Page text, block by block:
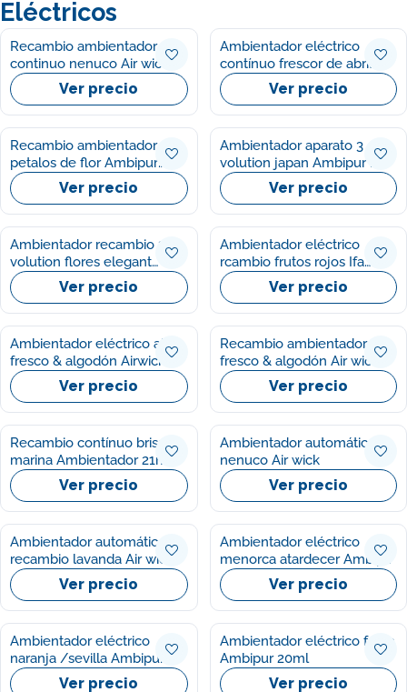
Eléctricos
Recambio ambientador
continuo nenuco Air wick
228ml
Ver precio
Ambientador eléctrico
contínuo frescor de abril
Ambipur 3 vol 20ml
Ver precio
Recambio ambientador
petalos de flor Ambipur
21ml
Ver precio
Ambientador aparato 3
volution japan Ambipur 1u
Ver precio
Ambientador recambio 3
volution flores elegant
Ambipur 1uVer precio
Ambientador eléctrico
rcambio frutos rojos Ifa
sabe 25mlVer precio
Ambientador eléctrico aire
fresco & algodón Airwick
19ml
Ver precio
Recambio ambientador aire
fresco & algodón Air wick
228ml
Ver precio
Recambio contínuo brisa
marina Ambientador 21ml
Ver precio
Ambientador automático
nenuco Air wick
Ver precio
Ambientador automático
recambio lavanda Air wick
Ver precio
Ambientador eléctrico
menorca atardecer Ambipur
20ml
Ver precio
Ambientador eléctrico
naranja /sevilla Ambipur
20ml
Ver precio
Ambientador eléctrico fresh
Ambipur 20ml
Ver precio